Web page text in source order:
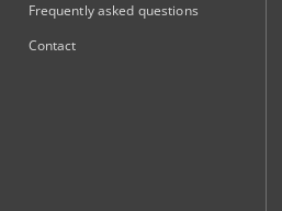
Frequently asked questions
Contact